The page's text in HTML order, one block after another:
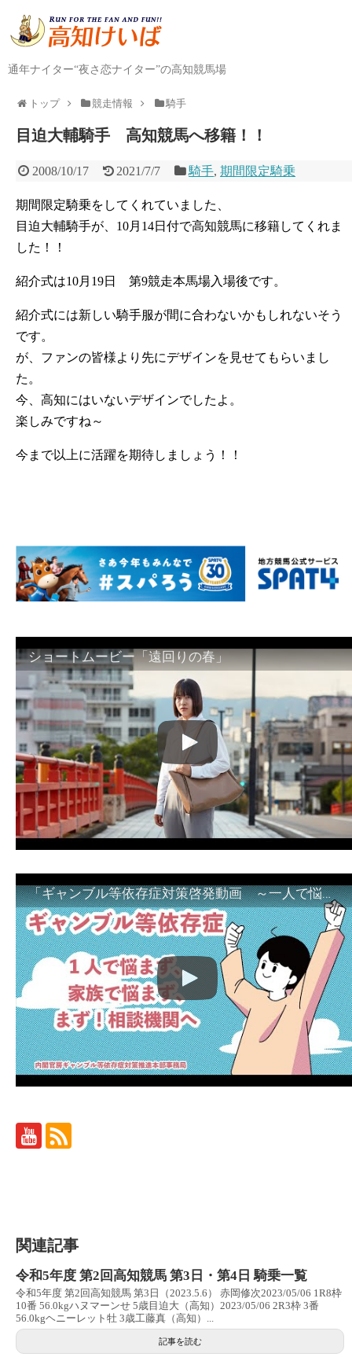
通年ナイター“夜さ恋ナイター”の高知競馬場
トップ 競走情報 騎手
目迫大輔騎手 高知競馬へ移籍！！
2008/10/17 2021/7/7 騎手,期間限定騎乗
期間限定騎乗をしてくれていました、
目迫大輔騎手が、10月14日付で高知競馬に移籍してくれま
した！！
紹介式は10月19日 第9競走本馬場入場後です。
紹介式には新しい騎手服が間に合わないかもしれないそう
です。
が、ファンの皆様より先にデザインを見せてもらいまし
た。
今、高知にはいないデザインでしたよ。
楽しみですね～
今まで以上に活躍を期待しましょう！！
ショートムービー「遠回りの春」
「ギャンブル等依存症対策啓発動画 ～一人で悩まず、家族で悩まず、まず！相談機関へ～」
関連記事
令和5年度 第2回高知競馬 第3日・第4日 騎乗一覧
令和5年度 第2回高知競馬 第3日（2023.5.6） 赤岡修次2023/05/06 1R8枠
10番 56.0kgハヌマーンせ 5歳目迫大（高知）2023/05/06 2R3枠 3番
56.0kgヘニーレット牡 3歳工藤真（高知）...
記事を読む